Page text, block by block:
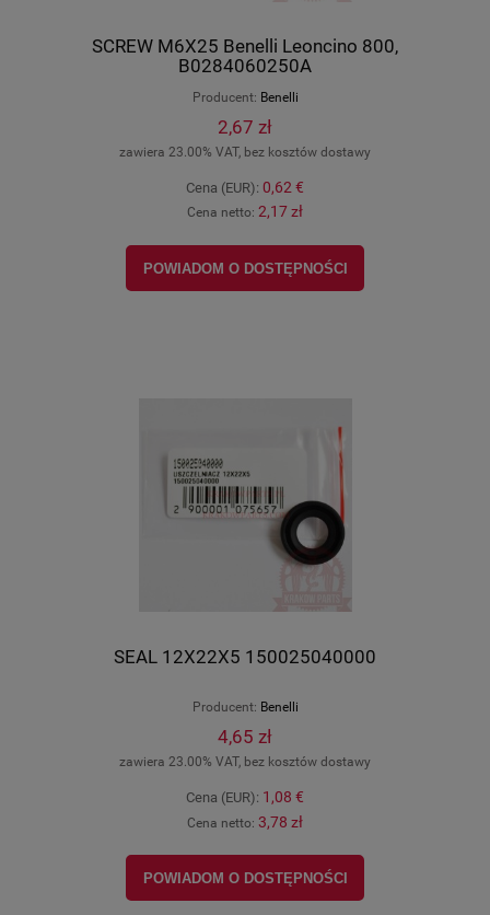
SCREW M6X25 Benelli Leoncino 800,
B0284060250A
Producent: Benelli
2,67 zł
zawiera 23.00% VAT, bez kosztów dostawy
Cena (EUR): 0,62 €
Cena netto: 2,17 zł
POWIADOM O DOSTĘPNOŚCI
SEAL 12X22X5 150025040000
Producent: Benelli
4,65 zł
zawiera 23.00% VAT, bez kosztów dostawy
Cena (EUR): 1,08 €
Cena netto: 3,78 zł
POWIADOM O DOSTĘPNOŚCI